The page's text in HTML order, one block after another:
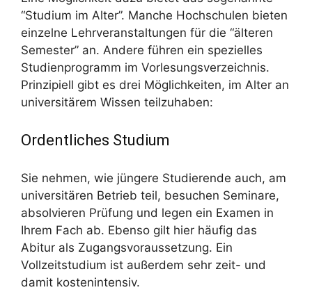
“Studium im Alter”. Manche Hochschulen bieten
einzelne Lehrveranstaltungen für die “älteren
Semester” an. Andere führen ein spezielles
Studienprogramm im Vorlesungsverzeichnis.
Prinzipiell gibt es drei Möglichkeiten, im Alter an
universitärem Wissen teilzuhaben:
Ordentliches Studium
Sie nehmen, wie jüngere Studierende auch, am
universitären Betrieb teil, besuchen Seminare,
absolvieren Prüfung und legen ein Examen in
Ihrem Fach ab. Ebenso gilt hier häufig das
Abitur als Zugangsvoraussetzung. Ein
Vollzeitstudium ist außerdem sehr zeit- und
damit kostenintensiv.